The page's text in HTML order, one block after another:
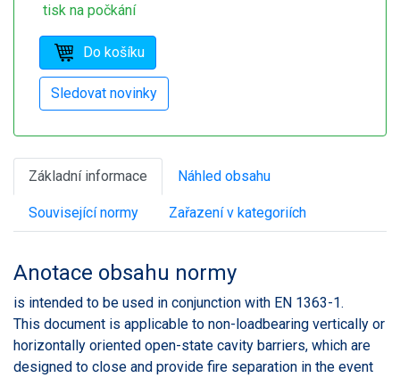
tisk na počkání
Základní informace Náhled obsahu
Související normy Zařazení v kategoriích
Anotace obsahu normy
is intended to be used in conjunction with EN 1363-1.
This document is applicable to non-loadbearing vertically or
horizontally oriented open-state cavity barriers, which are
designed to close and provide fire separation in the event